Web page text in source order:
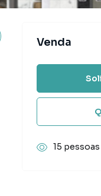
Venda
15